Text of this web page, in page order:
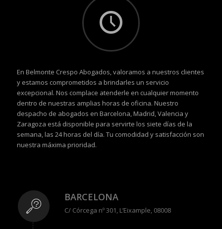
En Belmonte Crespo Abogados, valoramos a nuestros clientes
y estamos comprometidos a brindarles un servicio
excepcional. Nos complace atenderle en cualquier momento
dentro de nuestras amplias horas de oficina. Nuestro
despacho de abogados en Barcelona, Madrid, Valencia y
Zaragoza está disponible para servirte los siete días de la
semana, las 24 horas del día. Tu comodidad y satisfacción son
nuestra máxima prioridad.
BARCELONA
C/ Córcega nº 301, L’Eixample, 08008